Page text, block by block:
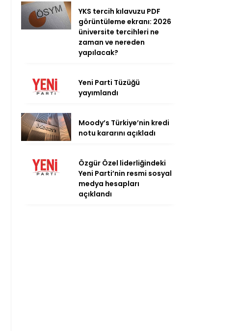
YKS tercih kılavuzu PDF
görüntüleme ekranı: 2026
üniversite tercihleri ne
zaman ve nereden
yapılacak?
Yeni Parti Tüzüğü
yayımlandı
Moody’s Türkiye’nin kredi
notu kararını açıkladı
Özgür Özel liderliğindeki
Yeni Parti’nin resmi sosyal
medya hesapları
açıklandı